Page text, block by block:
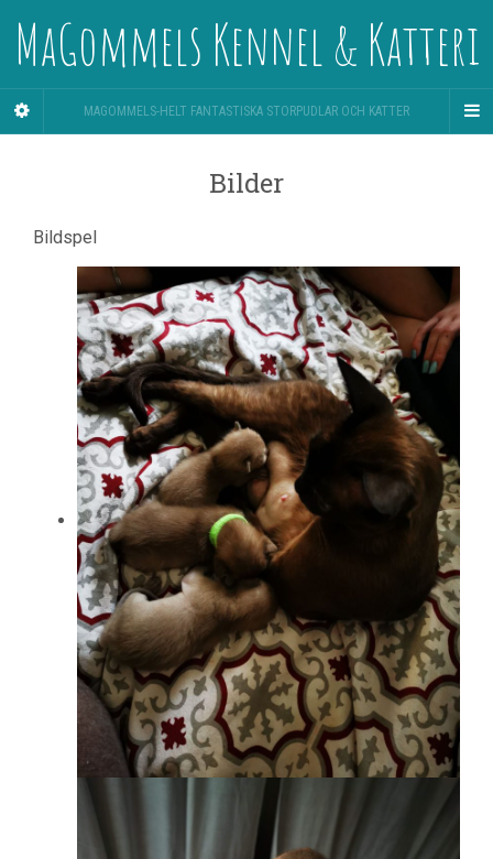
MaGommels Kennel & Katteri
MAGOMMELS-HELT FANTASTISKA STORPUDLAR OCH KATTER
Bilder
Bildspel